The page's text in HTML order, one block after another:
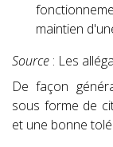
maintien
Source : Les
De façon
sous forme de
et une bonne